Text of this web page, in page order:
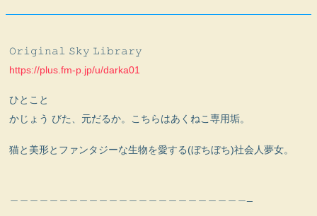
𝙾𝚛𝚒𝚐𝚒𝚗𝚊𝚕 𝚂𝚔𝚢 𝙻𝚒𝚋𝚛𝚊𝚛𝚢
https://plus.fm-p.jp/u/darka01
ひとこと
かじょう びた、元だるか。こちらはあくねこ専用垢。
猫と美形とファンタジーな生物を愛する(ぼちぼち)社会人夢女。